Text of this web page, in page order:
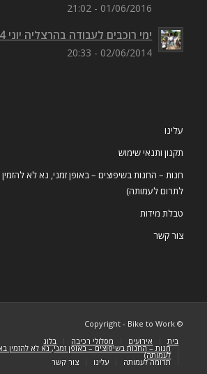
01/06/2016 - 21:02
ימי רוכבים לעבודה בהרצליה יוני 2014
02/06/2014 - 20:33
עלינו
תקנון ותנאי שימוש
חנות – החנות בשיפוצים – באופן זמני, נא לא
לתרום לעמותה)
טבלת מידות
צור קשר
© Copyright - Bike to Work
בית
אירועים מסלולי רכיבה בלוג
חנות – החנות בשיפוצים – באופן זמני, נא לא
לעמותה)
תרומה לעמותה עלינו צור קשר